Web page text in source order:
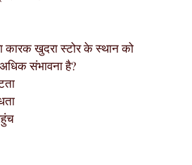
कारक खुदरा स्टोर के स्थान को
संभावना है?